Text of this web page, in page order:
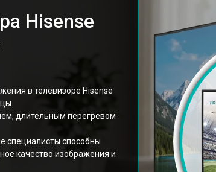
Hisense
в телевизоре Hisense
длительным перегревом
специалисты способны
качество изображения и